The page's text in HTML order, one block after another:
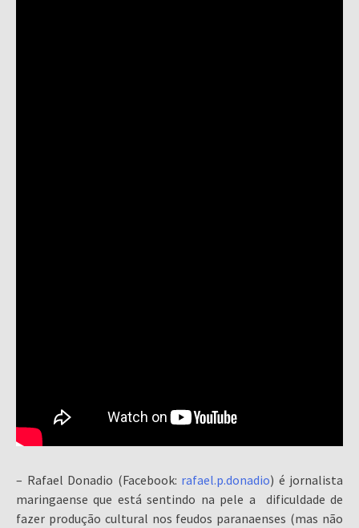
– Rafael Donadio (Facebook: rafael.p.donadio) é jornalista
maringaense que está sentindo na pele a dificuldade de
fazer produção cultural nos feudos paranaenses (mas não